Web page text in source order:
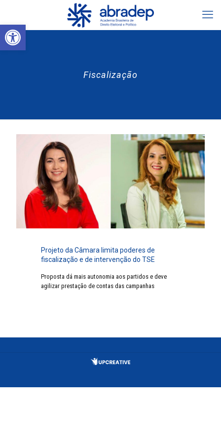
Abrir a barra de ferramentas
Fiscalização
Projeto da Câmara limita poderes de
fiscalização e de intervenção do TSE
Proposta dá mais autonomia aos partidos e deve
agilizar prestação de contas das campanhas